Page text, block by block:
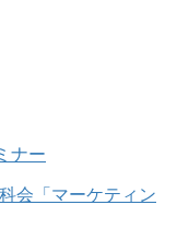
ナー
会「マーケティン